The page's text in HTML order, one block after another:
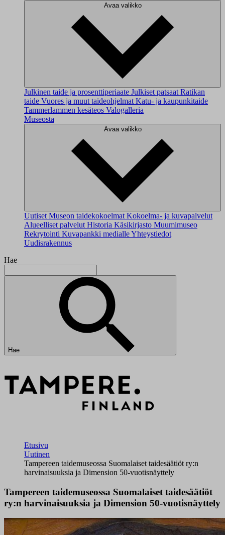
Avaa valikko
Julkinen taide ja prosenttiperiaate Julkiset patsaat Ratikan
taide Vuores ja muut taideohjelmat Katu- ja kaupunkitaide
Tammerlammen kesäteos Valogalleria
Museosta
Avaa valikko
Uutiset Museon taidekokoelmat Kokoelma- ja kuvapalvelut
Alueelliset palvelut Historia Käsikirjasto Muumimuseo
Rekrytointi Kuvapankki medialleYhteystiedot
Uudisrakennus
Hae
Hae
Etusivu
Uutinen
Tampereen taidemuseossa Suomalaiset taidesäätiöt ry:n
harvinaisuuksia ja Dimension 50-vuotisnäyttely
Tampereen taidemuseossa Suomalaiset taidesäätiöt
ry:n harvinaisuuksia ja Dimension 50-vuotisnäyttely